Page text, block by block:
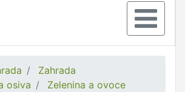
Zahrada
osiva
Zelenina a ovoce